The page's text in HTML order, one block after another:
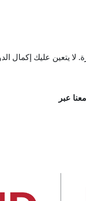
يتعين عليك إكمال
عبر